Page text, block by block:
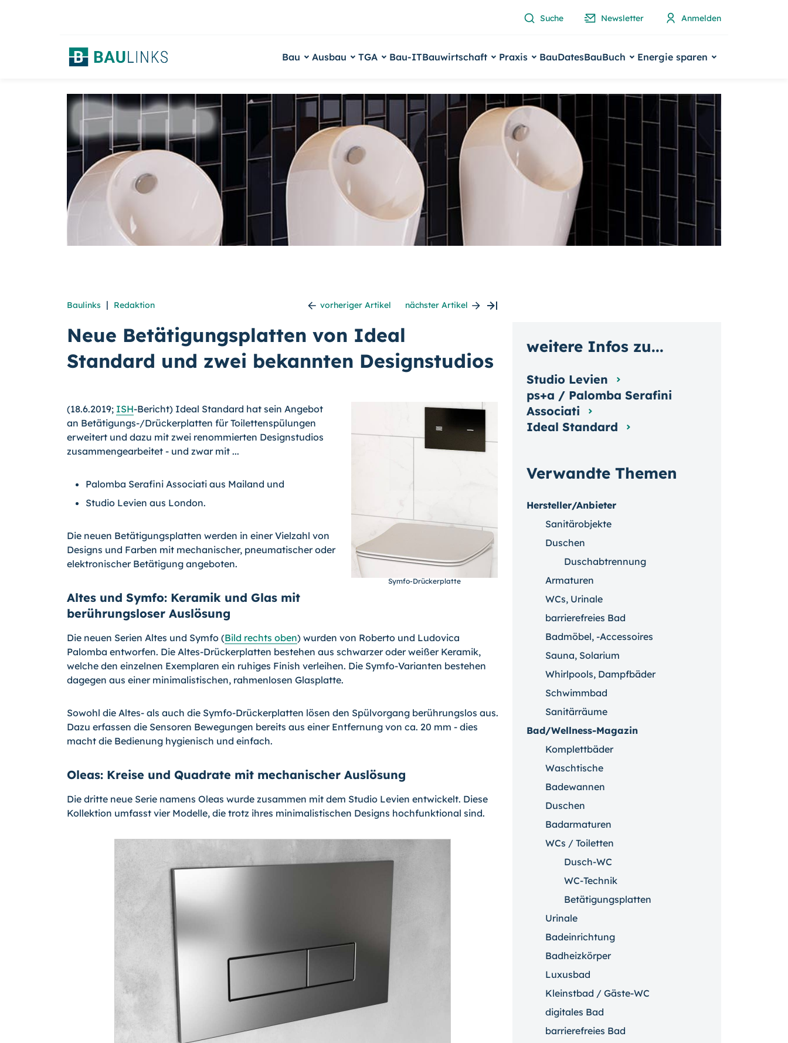
Suche Newsletter Anmelden
Bau Ausbau TGA Bau-ITBauwirtschaft Praxis BauDatesBauBuch Energie sparen
Baulinks | Redaktion vorheriger Artikel nächster Artikel
Neue Betätigungsplatten von Ideal
Standard und zwei bekannten Designstudios
Symfo-Drückerplatte
(18.6.2019; ISH-Bericht) Ideal Standard hat sein Angebot
an Betätigungs-/Drückerplatten für Toilettenspülungen
erweitert und dazu mit zwei renommierten Designstudios
zu­sam­men­gear­beitet - und zwar mit ...
Palomba Serafini Associati aus Mailand und
Studio Levien aus London.
Die neuen Betätigungsplatten werden in einer Vielzahl von
Designs und Farben mit mechanischer, pneumatischer oder
elektronischer Betätigung angeboten.
Altes und Symfo: Keramik und Glas mit
berührungsloser Auslösung
Die neuen Serien Altes und Symfo (Bild rechts oben) wurden von Roberto und Ludovica
Palomba entworfen. Die Altes-Drückerplatten bestehen aus schwarzer oder weißer Keramik,
welche den einzelnen Exemplaren ein ruhiges Finish verleihen. Die Symfo-Varianten bestehen
dagegen aus einer minimalistischen, rahmenlosen Glasplatte.
Sowohl die Altes- als auch die Symfo-Drückerplatten lösen den Spülvorgang berührungslos aus.
Dazu erfassen die Sensoren Bewegungen bereits aus einer Entfernung von ca. 20 mm - dies
macht die Bedienung hygienisch und einfach.
Oleas: Kreise und Quadrate mit mechanischer Auslösung
Die dritte neue Serie namens Oleas wurde zusammen mit dem Studio Levien entwickelt. Diese
Kollektion umfasst vier Modelle, die trotz ihres minimalistischen Designs hochfunktional sind.
Verwandte Themen
Hersteller/Anbieter
Sanitärobjekte
Duschen
Duschabtrennung
Armaturen
WCs, Urinale
barrierefreies Bad
Badmöbel, -Accessoires
Sauna, Solarium
Whirlpools, Dampfbäder
Schwimmbad
Sanitärräume
Bad/Wellness-Magazin
Komplettbäder
Waschtische
Badewannen
Duschen
Badarmaturen
WCs / Toiletten
Dusch-WC
WC-Technik
Betätigungsplatten
Urinale
Badeinrichtung
Badheizkörper
Luxusbad
Kleinstbad / Gäste-WC
digitales Bad
barrierefreies Bad
weitere Infos zu...
Studio Levien
ps+a / Palomba Serafini
Associati
Ideal Standard